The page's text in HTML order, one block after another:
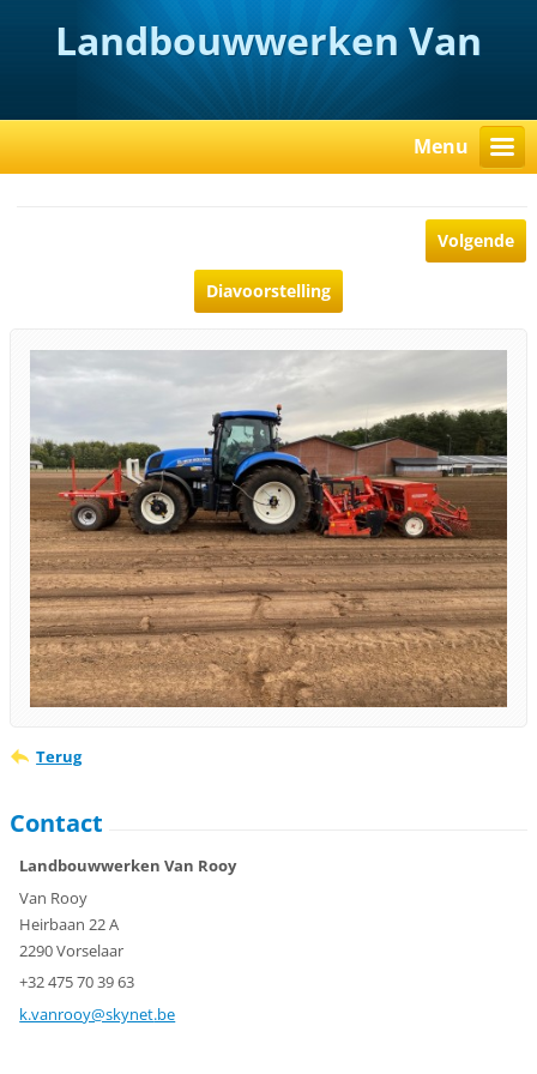
Landbouwwerken Van
Rooy
Menu
Volgende
Diavoorstelling
Terug
Contact
Landbouwwerken Van Rooy
Van Rooy
Heirbaan 22 A
2290 Vorselaar
+32 475 70 39 63
k.vanrooy@skynet.be